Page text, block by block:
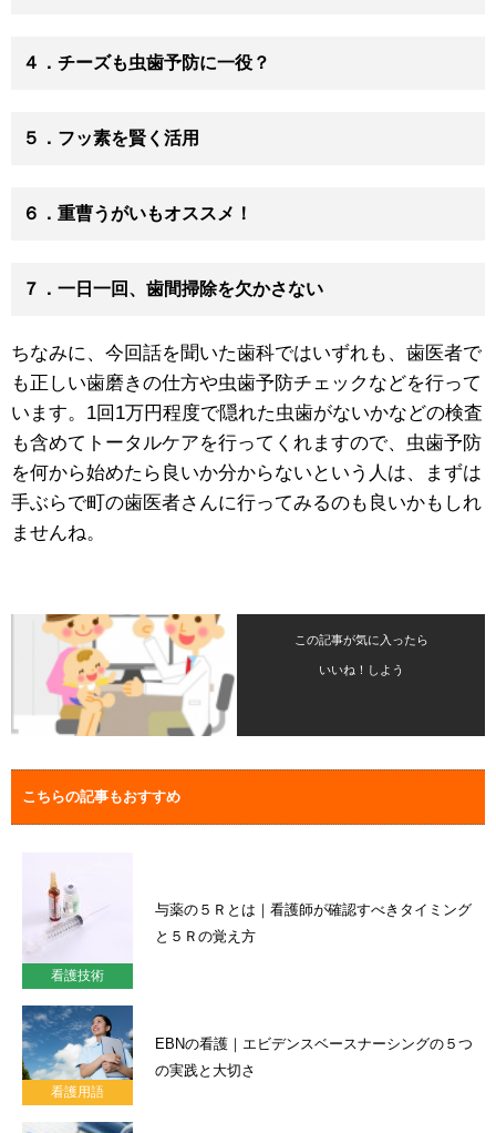
４．チーズも虫歯予防に一役？
５．フッ素を賢く活用
６．重曹うがいもオススメ！
７．一日一回、歯間掃除を欠かさない
ちなみに、今回話を聞いた歯科ではいずれも、歯医者で
も正しい歯磨きの仕方や虫歯予防チェックなどを行って
います。1回1万円程度で隠れた虫歯がないかなどの検査
も含めてトータルケアを行ってくれますので、虫歯予防
を何から始めたら良いか分からないという人は、まずは
手ぶらで町の歯医者さんに行ってみるのも良いかもしれ
ませんね。
この記事が気に入ったら
いいね！しよう
こちらの記事もおすすめ
看護技術
与薬の５Ｒとは｜看護師が確認すべきタイミング
と５Ｒの覚え方
看護用語
EBNの看護｜エビデンスベースナーシングの５つ
の実践と大切さ